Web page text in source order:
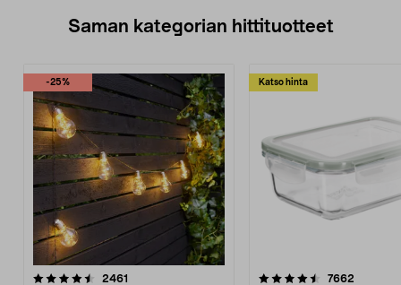
Saman kategorian hittituotteet
-25%
2461
Katso hinta
4.5 viidestä
7662
4.5 viidestä